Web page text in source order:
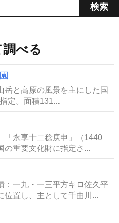
べる
岳と高原の風景を主にした国
定。面積131....
「永享十二稔庚申」（1440
重要文化財に指定さ...
：一九・一三平方キロ佐久平
位置し、主として千曲川...